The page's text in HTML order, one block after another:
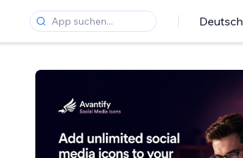
Deutsch